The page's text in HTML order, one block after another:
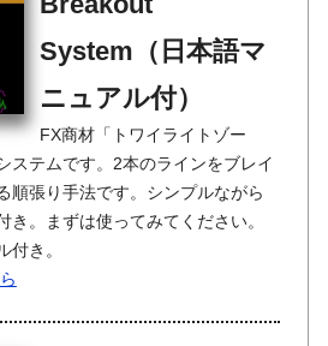
System（日本語マ
ニュアル付）
FX商材「トワイライトゾー
ステムです。2本のラインをブレイ
順張り手法です。シンプルながら
き。まずは使ってみてください。
付き。